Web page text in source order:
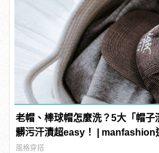
老帽、棒球帽怎麼洗？5大「帽子
髒污汗漬超easy！ | manfashion
風格穿搭